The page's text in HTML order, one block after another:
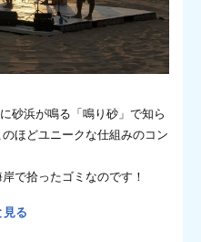
砂浜が鳴る「鳴り砂」で知ら
ほどユニークな仕組みのコン
で拾ったゴミなのです！
見る